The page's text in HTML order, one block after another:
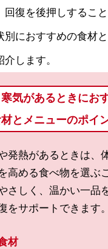
復を後押しすること
別におすすめの食材
します。
気があるときにお
とメニューのポイ
発熱があるときは、
高める食べ物を選ぶ
さしく、温かい一品
をサポートできます。
材